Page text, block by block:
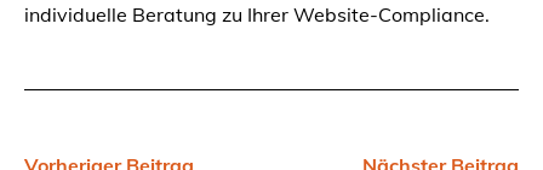
individuelle Beratung zu Ihrer Website-Compliance.